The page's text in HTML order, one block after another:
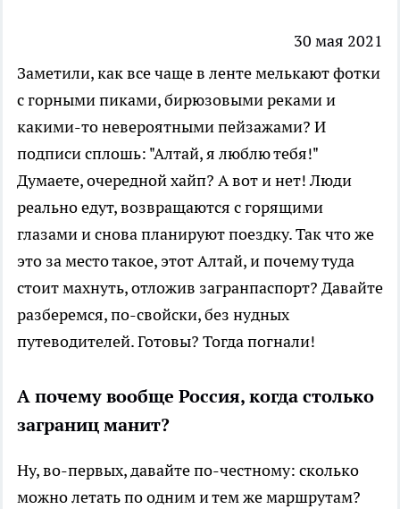
30 мая 2021
Заметили, как все чаще в ленте мелькают фотки
с горными пиками, бирюзовыми реками и
какими-то невероятными пейзажами? И
подписи сплошь: "Алтай, я люблю тебя!"
Думаете, очередной хайп? А вот и нет! Люди
реально едут, возвращаются с горящими
глазами и снова планируют поездку. Так что же
это за место такое, этот Алтай, и почему туда
стоит махнуть, отложив загранпаспорт? Давайте
разберемся, по-свойски, без нудных
путеводителей. Готовы? Тогда погнали!
А почему вообще Россия, когда столько
заграниц манит?
Ну, во-первых, давайте по-честному: сколько
можно летать по одним и тем же маршрутам?